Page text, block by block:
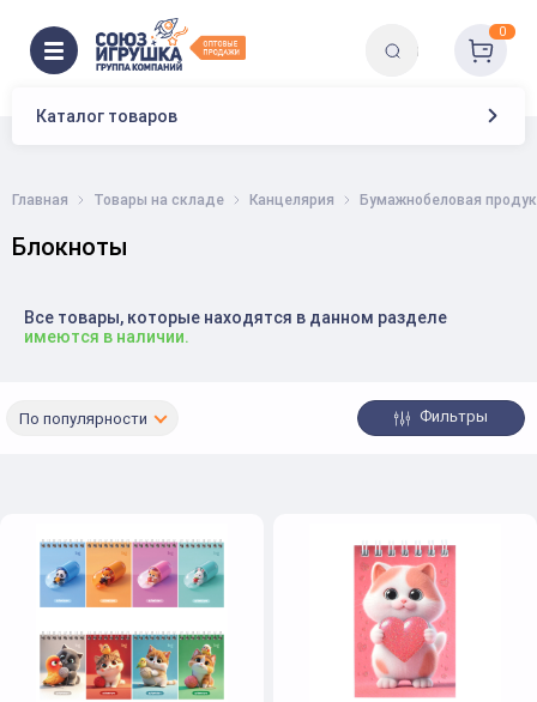
Каталог товаров
0
Главная Товары на складе Канцелярия Бумажнобеловая
Блокноты
Все товары, которые находятся в данном разделе
имеются в наличии.
По популярности Фильтры